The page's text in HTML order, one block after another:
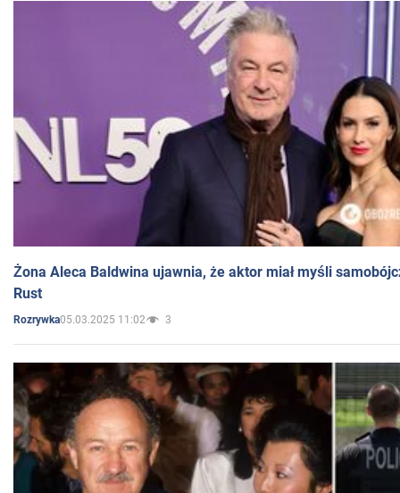
Żona Aleca Baldwina ujawnia, że aktor miał myśli
Rust
Rozrywka05.03.2025 11:02 3